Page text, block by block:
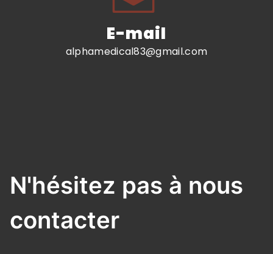
E-mail
alphamedical83@gmail.com
N'hésitez pas à nous
contacter